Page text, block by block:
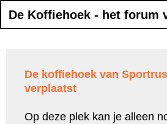
De Koffiehoek - het forum
De koffiehoek van
verplaatst
Op deze plek kan je alleen